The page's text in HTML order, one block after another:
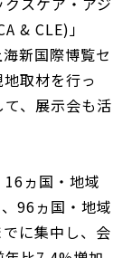
& CLE)」
新国際博覧セ
取材を行っ
、展示会も活
ヵ国・地域
96ヵ国・地域
に集中し、会